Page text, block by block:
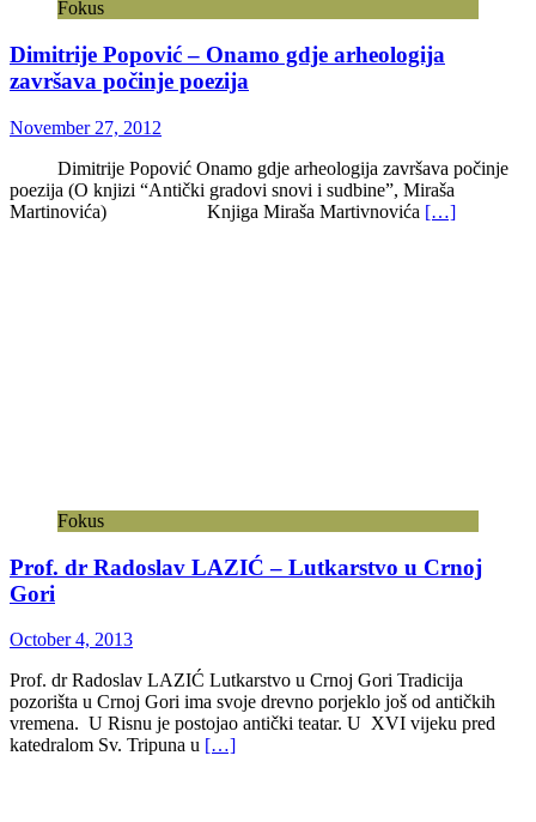
Fokus
Dimitrije Popović – Onamo gdje arheologija
završava počinje poezija
November 27, 2012
Dimitrije Popović Onamo gdje arheologija završava počinje
poezija (O knjizi “Antički gradovi snovi i sudbine”, Miraša
Martinovića) Knjiga Miraša Martivnovića […]
Fokus
Prof. dr Radoslav LAZIĆ – Lutkarstvo u Crnoj
Gori
October 4, 2013
Prof. dr Radoslav LAZIĆ Lutkarstvo u Crnoj Gori Tradicija
pozorišta u Crnoj Gori ima svoje drevno porjeklo još od antičkih
vremena. U Risnu je postojao antički teatar. U XVI vijeku pred
katedralom Sv. Tripuna u […]